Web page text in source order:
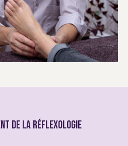
DE LA RÉFLEXOLOGIE